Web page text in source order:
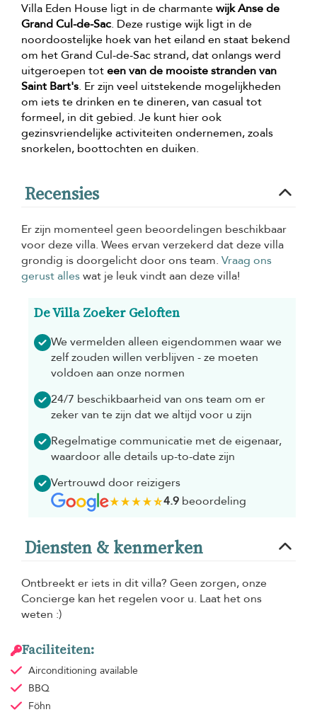
Villa Eden House ligt in de charmantewijk Anse de
Grand Cul-de-Sac. Deze rustige wijk ligt in de
noordoostelijke hoek van het eiland en staat bekend
om het Grand Cul-de-Sac strand, dat onlangs werd
uitgeroepen toteen van de mooiste stranden van
Saint Bart's. Er zijn veel uitstekende mogelijkheden
om iets te drinken en te dineren, van casual tot
formeel, in dit gebied. Je kunt hier ook
gezinsvriendelijke activiteiten ondernemen, zoals
snorkelen, boottochten en duiken.
Recensies
Er zijn momenteel geen beoordelingen beschikbaar
voor deze villa. Wees ervan verzekerd dat deze villa
grondig is doorgelicht door ons team. Vraag ons
gerust alleswat je leuk vindt aan deze villa!
De Villa Zoeker Geloften
We vermelden alleen eigendommen waar we
zelf zouden willen verblijven - ze moeten
voldoen aan onze normen
24/7 beschikbaarheid van ons team om er
zeker van te zijn dat we altijd voor u zijn
Regelmatige communicatie met de eigenaar,
waardoor alle details up-to-date zijn
Vertrouwd door reizigers
4.9beoordeling
Diensten & kenmerken
Ontbreekt er iets in dit villa? Geen zorgen, onze
Concierge kan het regelen voor u. Laat het ons
weten :)
Faciliteiten:
Airconditioning available
BBQ
Föhn